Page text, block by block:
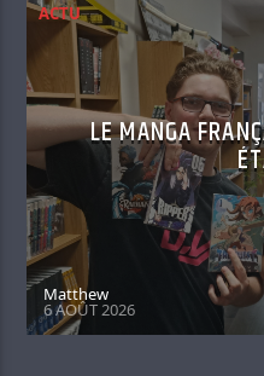
ACTU
LE MANGA
Matthew
6 AOÛT 2026